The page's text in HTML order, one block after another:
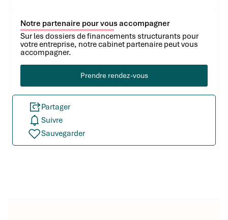
Notre partenaire pour vous accompagner
Sur les dossiers de financements structurants pour
votre entreprise, notre cabinet partenaire peut vous
accompagner.
Prendre rendez-vous
Partager
Suivre
Sauvegarder